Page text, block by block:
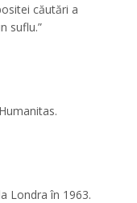
căutări a
suflu.”
Londra în 1963.